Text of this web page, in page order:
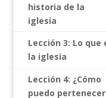
historia de la
iglesia
Lección 3: Lo que
la iglesia
Lección 4: ¿Cómo
puedo